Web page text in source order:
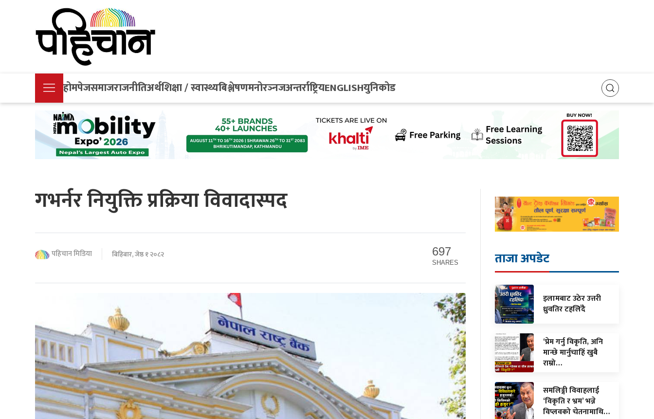
होमपेजसमाजराजनीतिअर्थशिक्षा / स्वास्थ्यबिश्लेषणमनोरञ्नजअन्तर्राष्ट्रियENGLISHयुनिकोड
गभर्नर नियुक्ति प्रक्रिया विवादास्पद
पहिचान मिडिया बिहिबार, जेष्ठ १ २०८२ 697
SHARES ताजा अपडेट
इलामबाट उठेर उत्तरी
ध्रुवतिर टहलिँदै
‘प्रेम गर्नु विकृति, अनि
मान्छे मार्नुचाहिँ खुबै
राम्रो…
समलिङ्गी विवाहलाई
‘विकृति र भ्रम’ भन्ने
विप्लवको चेतनामाथि…